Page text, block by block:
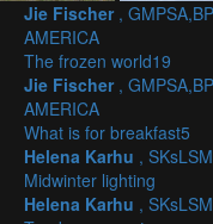
Jie Fischer ,
AMERICA
The frozen world19
Jie Fischer ,
AMERICA
What is for breakfast5
Helena Karhu ,
Midwinter lighting
Helena Karhu ,